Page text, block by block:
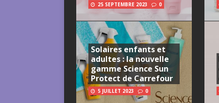
25 SEPTEMBRE 2023 0
Solaires enfants et
adultes : la nouvelle
gamme Science Sun
Protect de Carrefour
5 JUILLET 2023 0